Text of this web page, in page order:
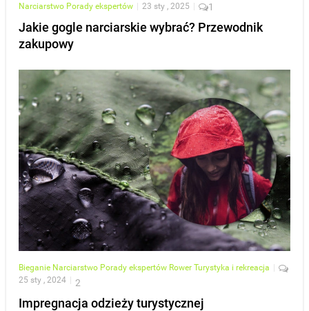
Narciarstwo Porady ekspertów | 23 sty , 2025 | 1
Jakie gogle narciarskie wybrać? Przewodnik
zakupowy
Bieganie Narciarstwo Porady ekspertów Rower Turystyka i rekreacja
25 sty , 2024
2
Impregnacja odzieży turystycznej